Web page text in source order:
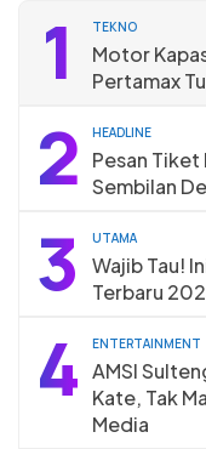
1 TEKNO
Motor
Pertamax
2 HEADLINE
Pesan Tiket
Sembilan
3 UTAMA
Wajib Tau!
Terbaru
4 ENTERTAINMENT
AMSI
Kate, Tak
Media